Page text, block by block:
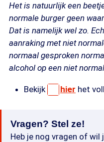
Het is natuurlijk een
normale burger geen
Dat is namelijk wel zo.
aanraking met niet
normaal gesproken
alcohol op een niet
Bekijk hier het
Vragen? Stel ze!
Heb je nog vragen of wil